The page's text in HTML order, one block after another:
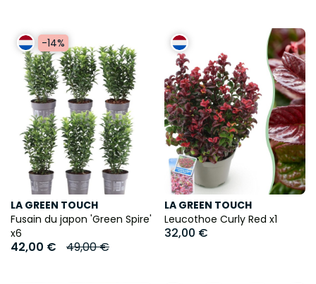
-14%
LA GREEN TOUCH
Fusain du japon 'Green Spire'
x6
42,00 € 49,00 €
LA GREEN TOUCH
Leucothoe Curly Red x1
32,00 €